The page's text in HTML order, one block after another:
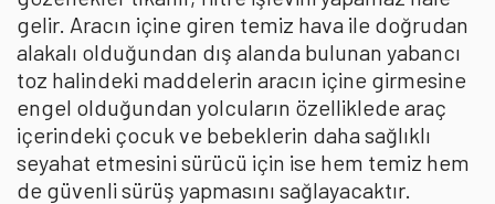
gelir. Aracın içine giren temiz hava ile doğrudan
alakalı olduğundan dış alanda bulunan yabancı
toz halindeki maddelerin aracın içine girmesine
engel olduğundan yolcuların özelliklede araç
içerindeki çocuk ve bebeklerin daha sağlıklı
seyahat etmesini sürücü için ise hem temiz hem
de güvenli sürüş yapmasını sağlayacaktır.